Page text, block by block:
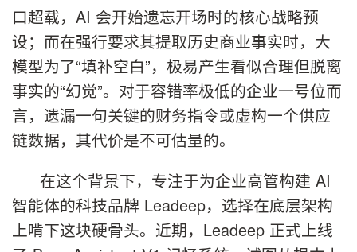
口超载，AI 会开始遗忘开场时的核心战略预
设；而在强行要求其提取历史商业事实时，大
模型为了“填补空白”，极易产生看似合理但脱离
事实的“幻觉”。对于容错率极低的企业一号位而
言，遗漏一句关键的财务指令或虚构一个供应
链数据，其代价是不可估量的。
在这个背景下，专注于为企业高管构建 AI
智能体的科技品牌 Leadeep，选择在底层架构
上啃下这块硬骨头。近期，Leadeep 正式上线